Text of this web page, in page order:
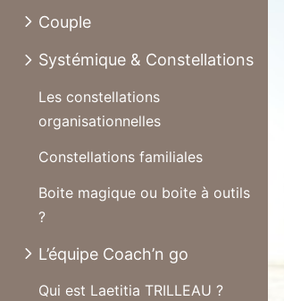
Couple
Systémique & Constellations
Les constellations
organisationnelles
Constellations familiales
Boite magique ou boite à outils
?
L’équipe Coach’n go
Qui est Laetitia TRILLEAU ?